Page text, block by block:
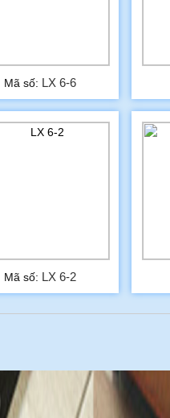
Mã số: LX 6-6
Mã số: LX 6-2